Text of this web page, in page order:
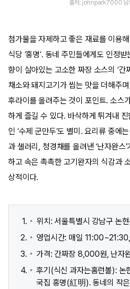
출처: johnpark7000 님
첨가물을 자제하고 좋은 재료를 이용
식당 ‘홍명’. 동네 주민들에게도 인정
향이 살아있는 고소한 짜장 소스의 ‘간
채소와 돼지고기가 씹는 맛을 더해주
후라이를 올려주는 것이 포인트. 소스
하게 즐길 수 있다. 바삭하게 튀겨내
인 ‘수제 군만두’도 별미. 요리류 중에
과 샐러리, 청경채를 올려낸 ‘난자완
하고 속은 촉촉한 고기완자의 식감과
상적이다.
위치: 서울특별시 강남구 논
영업시간: 매일
가격: 간짜장 8,000원, 난자
후기(식신 과자는홈런볼): 논
국집 홍명(紅明). 동네의 작